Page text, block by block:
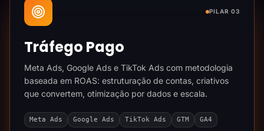
PILAR 03
Tráfego Pago
Meta Ads, Google Ads e TikTok Ads com metodologia
baseada em ROAS: estruturação de contas, criativos
que convertem, otimização por dados e escala.
Meta Ads Google Ads TikTok Ads GTM GA4